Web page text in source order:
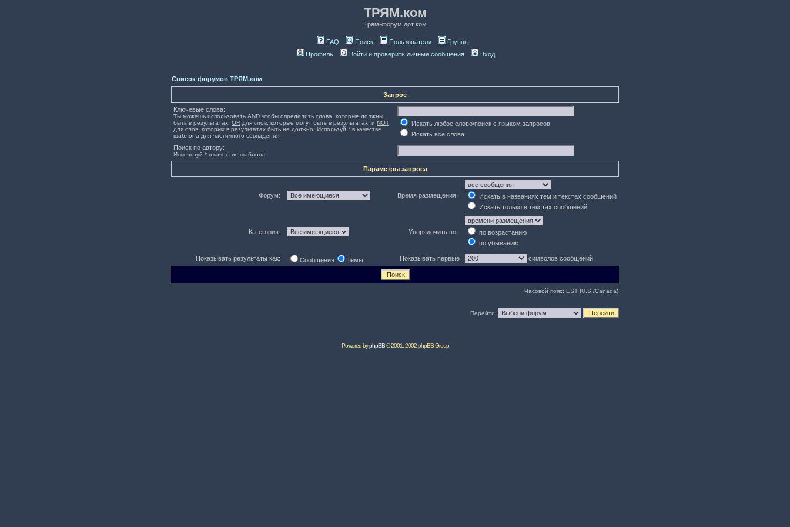
ТРЯМ.ком
Трям-форум дот ком
FAQ Поиск Пользователи
Группы
Профиль
Войти и проверить личные сообщения Вход
Список форумов ТРЯМ.ком
Запрос
Ключевые слова:
Ты можешь использовать AND чтобы определить слова, которые должны
быть в результатах, OR для слов, которые могут быть в результатах, и NOT
для слов, которых в результатах быть не должно. Используй * в качестве
шаблона для частичного совпадения.
Искать любое слово/поиск с языком запросов
Искать все слова
Поиск по автору:
Используй * в качестве шаблона
Параметры запроса
Форум: Время размещения:
Искать в названиях тем и текстах сообщений
Искать только в текстах сообщений
Категория: Упорядочить по:
по возрастанию
по убыванию
Показывать результаты как: Сообщения Темы Показывать первые символов сообщений
Часовой пояс: EST (U.S./Canada)
Перейти:
Powered byphpBB© 2001, 2002 phpBB Group